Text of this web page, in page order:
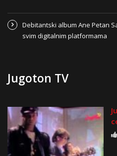
Debitantski album Ane Petan
svim digitalnim platformama
Jugoton TV